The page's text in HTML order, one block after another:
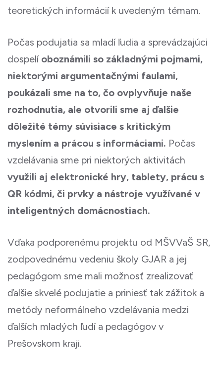
teoretických informácií k uvedeným témam.
Počas podujatia sa mladí ľudia a sprevádzajúci
dospelí oboznámili so základnými pojmami,
niektorými argumentačnými faulami,
poukázali sme na to, čo ovplyvňuje naše
rozhodnutia, ale otvorili sme aj ďalšie
dôležité témy súvisiace s kritickým
myslením a prácou s informáciami. Počas
vzdelávania sme pri niektorých aktivitách
využili aj elektronické hry, tablety, prácu s
QR kódmi, či prvky a nástroje využívané v
inteligentných domácnostiach.
Vďaka podporenému projektu od MŠVVaŠ SR,
zodpovednému vedeniu školy GJAR a jej
pedagógom sme mali možnosť zrealizovať
ďalšie skvelé podujatie a priniesť tak zážitok a
metódy neformálneho vzdelávania medzi
ďalších mladých ľudí a pedagógov v
Prešovskom kraji.